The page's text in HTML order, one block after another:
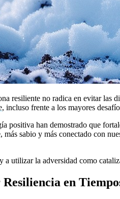
resiliente no radica en evitar las
, incluso frente a los mayores
positiva han demostrado que
sabio y más conectado con
a utilizar la adversidad como
en